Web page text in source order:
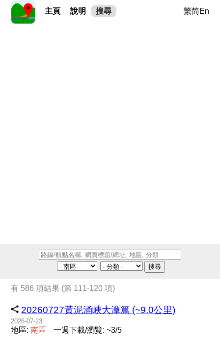
主頁 說明 搜尋 繁简En
搜尋
有 586 項結果 (第 111-120 項)
20260727黃泥涌峽大潭篤 (~9.0公里)
2026-07-23
地區:南區 一週下載/瀏覽: ~3/5